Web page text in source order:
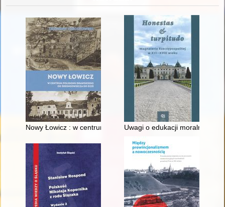
Nowy Łowicz : w centrum poligonu drawskiego od
Uwagi o edukacji moralnej